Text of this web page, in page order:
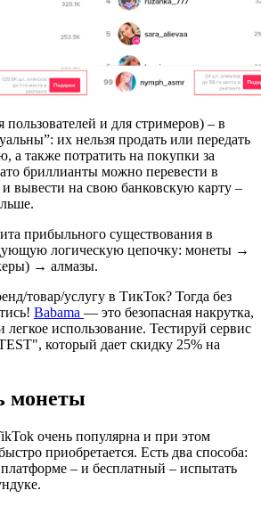
и для стримеров) – в
их нельзя продать или передать
а также потратить на покупки за
бриллианты можно перевести в
вывести на свою банковскую карту –
прибыльного существования в
логическую цепочку: монеты →
→ алмазы.
товар/услугу в ТикТок? Тогда без
Babama — это безопасная накрутка,
использование. Тестируй сервис
который дает скидку 25% на
монеты
очень популярна и при этом
приобретается. Есть два способа:
– и бесплатный – испытать